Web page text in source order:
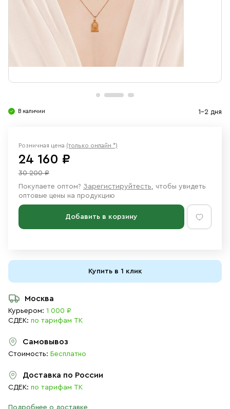
Свечи
Ювелирные изделия
В наличии 1-2 дня
Розничная цена (только онлайн *)
24 160 ₽
30 200 ₽
Покупаете оптом? Зарегистируйтесть, чтобы увидеть
оптовые цены на продукцию
Добавить в корзину
Купить в 1 клик
Москва
Курьером: 1 000 ₽
СДЕК: по тарифам ТК
Самовывоз
Стоимость: Бесплатно
Доставка по России
СДЕК: по тарифам ТК
Подробнее о доставке